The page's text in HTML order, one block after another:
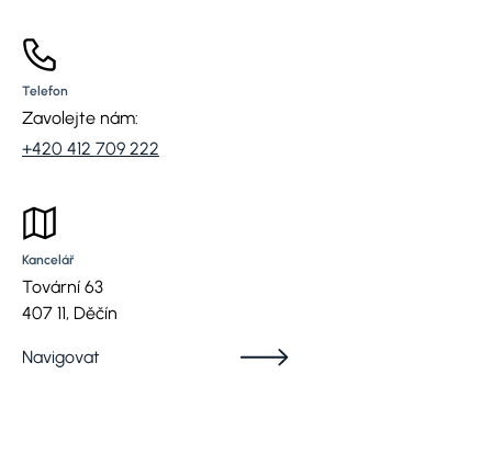
Telefon
Zavolejte nám:
+420 412 709 222
Kancelář
Tovární 63
407 11, Děčín
Navigovat